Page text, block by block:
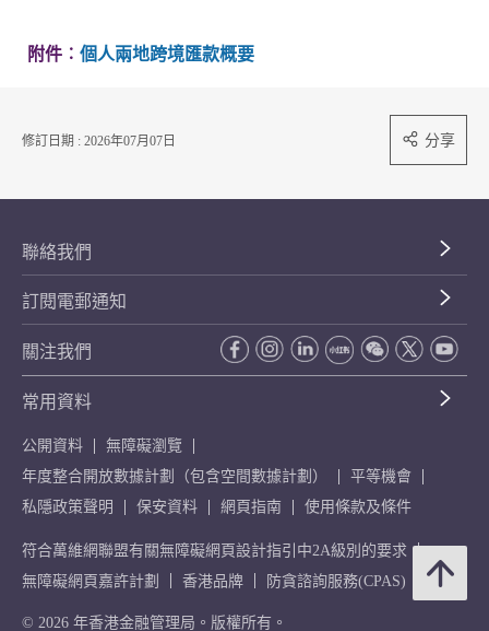
附件︰ 個人兩地跨境匯款概要
修訂日期 : 2026年07月07日 分享
聯絡我們
訂閱電郵通知
關注我們
常用資料
公開資料
無障礙瀏覽
年度整合開放數據計劃（包含空間數據計劃）
平等機會
私隱政策聲明
保安資料 網頁指南 使用條款及條件
符合萬維網聯盟有關無障礙網頁設計指引中2A級別的要求
無障礙網頁嘉許計劃
香港品牌 防貪諮詢服務(CPAS)
© 2026 年香港金融管理局。版權所有。